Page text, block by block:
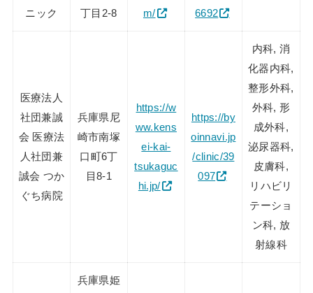
ニック
丁目2-8
m/
6692
医療法人
社団兼誠
会 医療法
人社団兼
誠会 つか
ぐち病院
兵庫県尼
崎市南塚
口町6丁
目8-1
https://w
ww.kens
ei-kai-
tsukaguc
hi.jp/
https://by
oinnavi.jp
/clinic/39
097
内科, 消
化器内科,
整形外科,
外科, 形
成外科,
泌尿器科,
皮膚科,
リハビリ
テーショ
ン科, 放
射線科
兵庫県姫